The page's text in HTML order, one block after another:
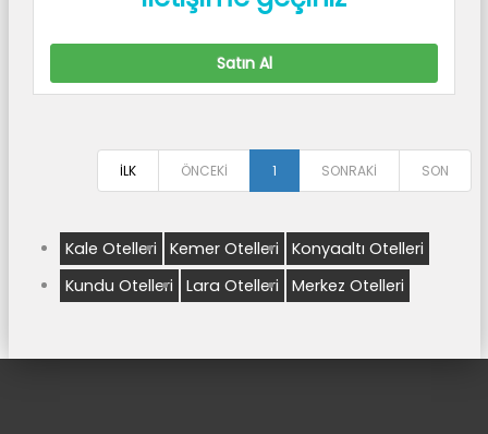
Satın Al
İLK ÖNCEKİ 1 SONRAKİ SON
Kale Otelleri Kemer Otelleri
Konyaaltı Otelleri
Kundu Otelleri
Lara Otelleri Merkez Otelleri